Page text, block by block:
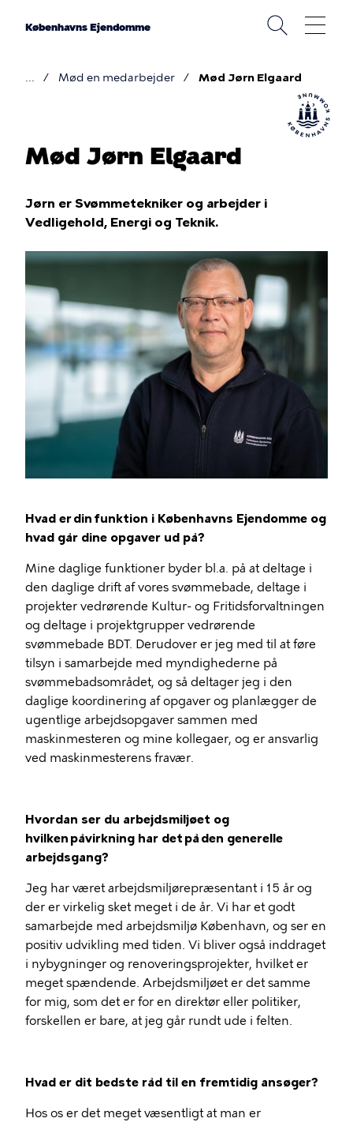
Københavns Ejendomme
Mød en medarbejder Mød Jørn Elgaard
Mød Jørn Elgaard
Jørn er Svømmetekniker og arbejder i
Vedligehold, Energi og Teknik.
Hvad er din funktion i Københavns Ejendomme og
hvad går dine opgaver ud på?
Mine daglige funktioner byder bl.a. på at deltage i
den daglige drift af vores svømmebade, deltage i
projekter vedrørende Kultur- og Fritidsforvaltningen
og deltage i projektgrupper vedrørende
svømmebade BDT. Derudover er jeg med til at føre
tilsyn i samarbejde med myndighederne på
svømmebadsområdet, og så deltager jeg i den
daglige koordinering af opgaver og planlægger de
ugentlige arbejdsopgaver sammen med
maskinmesteren og mine kollegaer, og er ansvarlig
ved maskinmesterens fravær.
Hvordan ser du arbejdsmiljøet og
hvilken påvirkning har det på den generelle
arbejdsgang?
Jeg har været arbejdsmiljørepræsentant i 15 år og
der er virkelig sket meget i de år. Vi har et godt
samarbejde med arbejdsmiljø København, og ser en
positiv udvikling med tiden. Vi bliver også inddraget
i nybygninger og renoveringsprojekter, hvilket er
meget spændende. Arbejdsmiljøet er det samme
for mig, som det er for en direktør eller politiker,
forskellen er bare, at jeg går rundt ude i felten.
Hvad er dit bedste råd til en fremtidig ansøger?
Hos os er det meget væsentligt at man er